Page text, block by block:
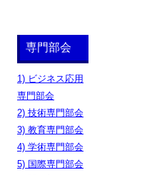
専門部会
1) ビジネス応用
専門部会
2) 技術専門部会
3) 教育専門部会
4) 学術専門部会
5) 国際専門部会